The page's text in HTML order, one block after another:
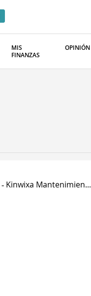
MIS
FINANZAS
OPINIÓN
- Kinwixa Mantenimien...